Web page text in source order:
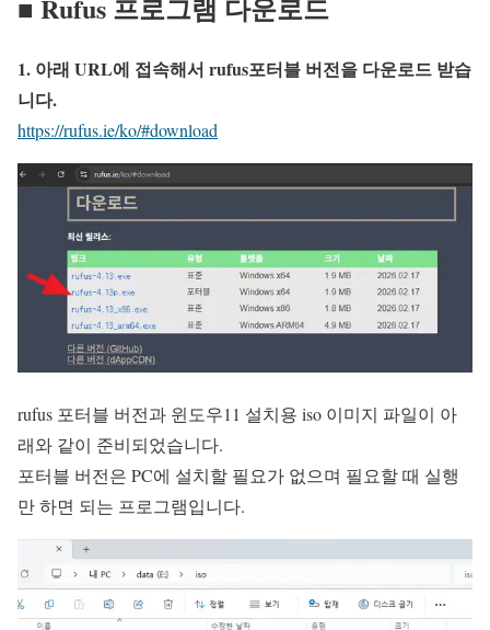
■ Rufus 프로그램 다운로드
1. 아래 URL에 접속해서 rufus포터블 버전을 다운로드 받습
니다.
https://rufus.ie/ko/#download
rufus 포터블 버전과 윈도우11 설치용 iso 이미지 파일이 아
래와 같이 준비되었습니다.
포터블 버전은 PC에 설치할 필요가 없으며 필요할 때 실행
만 하면 되는 프로그램입니다.